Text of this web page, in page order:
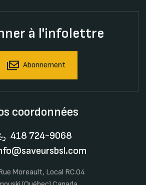
à l'infolettre
Abonnement
coordonnées
418 724-9068
Moreault, Local RC.04